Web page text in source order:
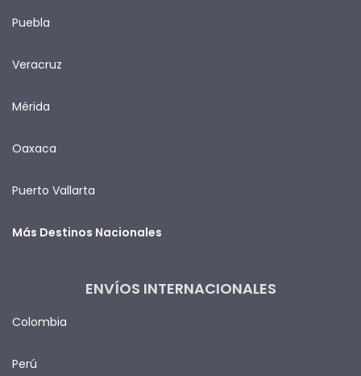
Puebla
Veracruz
Mérida
Oaxaca
Puerto Vallarta
Más Destinos Nacionales
ENVÍOS INTERNACIONALES
Colombia
Perú